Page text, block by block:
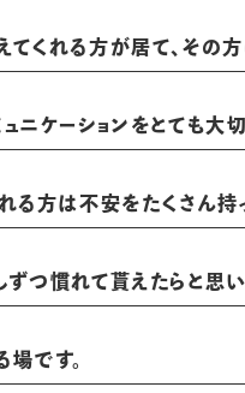
くれる方が居て、その
ニケーションをとても大切
る方は不安をたくさん
つ慣れて貰えたらと思い
です。